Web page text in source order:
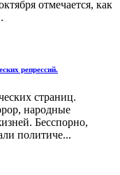
отмечается, как
репрессий.
страниц.
народные
Бесспорно,
политиче...